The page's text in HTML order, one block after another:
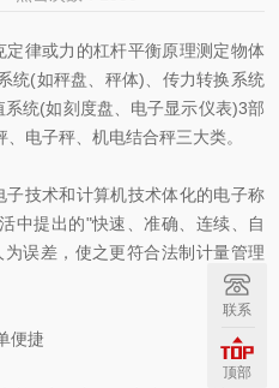
定律或力的杠杆平衡原理测定物体
统(如秤盘、秤体)、传力转换系统
统(如刻度盘、电子显示仪表)3部
电子秤、机电结合秤三大类。
子技术和计算机技术体化的电子称
中提出的"快速、准确、连续、自
误差，使之更符合法制计量管理
便捷
联系
顶部